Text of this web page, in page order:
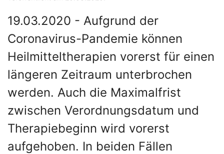
19.03.2020 - Aufgrund der
Coronavirus-Pandemie können
Heilmitteltherapien vorerst für einen
längeren Zeitraum unterbrochen
werden. Auch die Maximalfrist
zwischen Verordnungsdatum und
Therapiebeginn wird vorerst
aufgehoben. In beiden Fällen